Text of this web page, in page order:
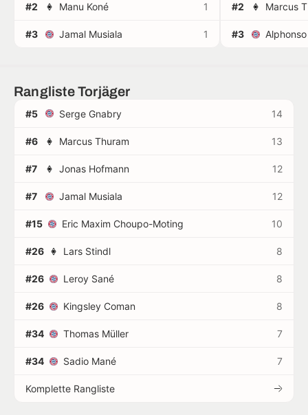
#2 Manu Koné 1
#3 Jamal Musiala 1
#2 Marcus
#3
Rangliste Torjäger
#5 Serge Gnabry 14
#6 Marcus Thuram 13
#7 Jonas Hofmann 12
#7 Jamal Musiala 12
#15 Eric Maxim Choupo-Moting 10
#26 Lars Stindl 8
#26 Leroy Sané 8
#26 Kingsley Coman 8
#34 Thomas Müller 7
#34 Sadio Mané 7
Komplette Rangliste